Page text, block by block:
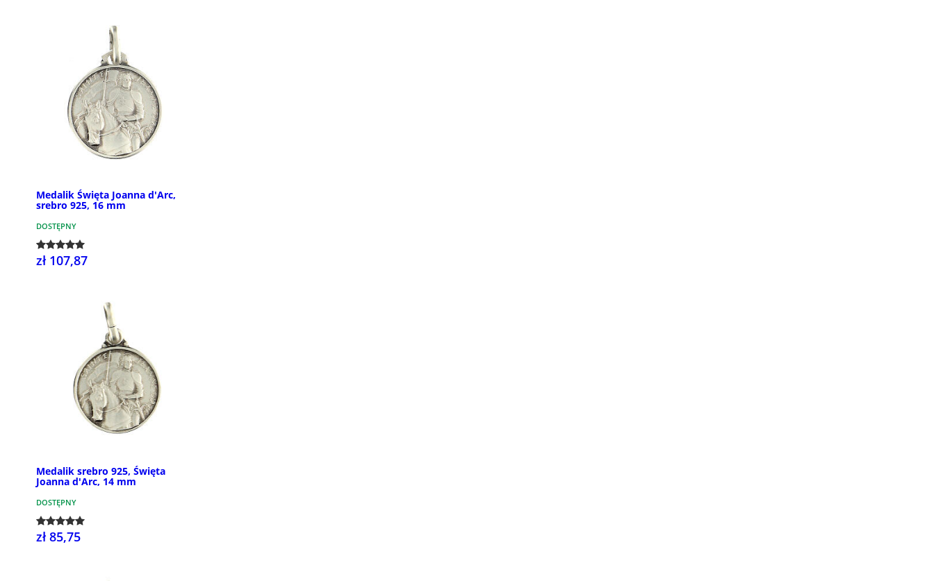
Medalik Święta Joanna d'Arc,
srebro 925, 16 mm
DOSTĘPNY
zł 107,87
Medalik srebro 925, Święta
Joanna d'Arc, 14 mm
DOSTĘPNY
zł 85,75